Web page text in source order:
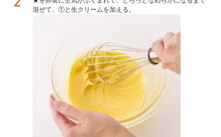
混ぜて、①と生クリームを加える。